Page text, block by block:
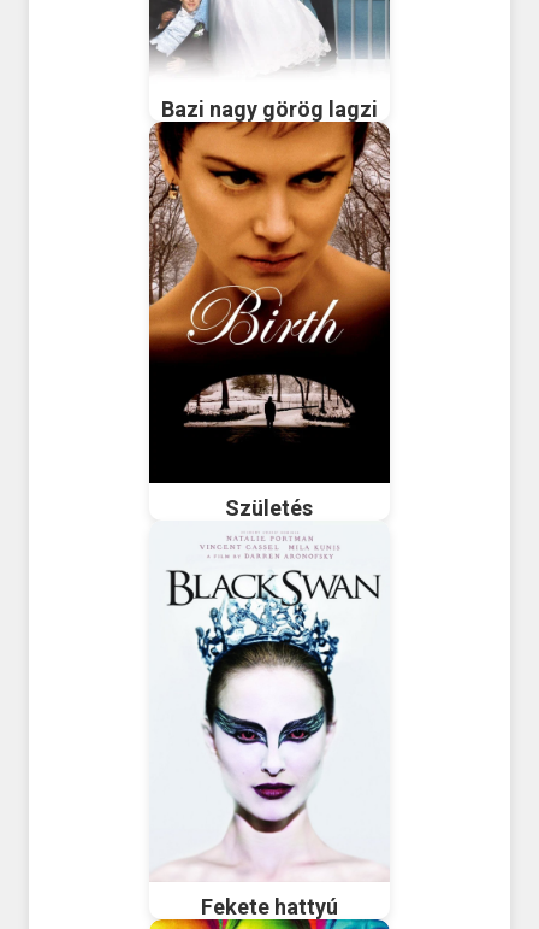
Bazi nagy görög lagzi
Születés
Fekete hattyú